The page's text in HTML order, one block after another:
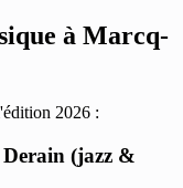
à Marcq-
2026 :
(jazz &